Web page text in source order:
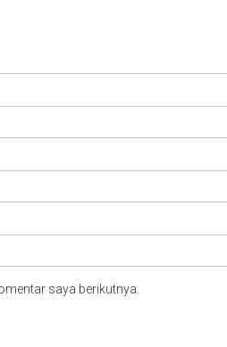
saya berikutnya.